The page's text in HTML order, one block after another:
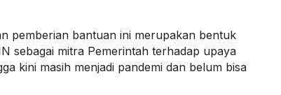
pemberian bantuan ini merupakan bentuk
sebagai mitra Pemerintah terhadap upaya
kini masih menjadi pandemi dan belum bisa